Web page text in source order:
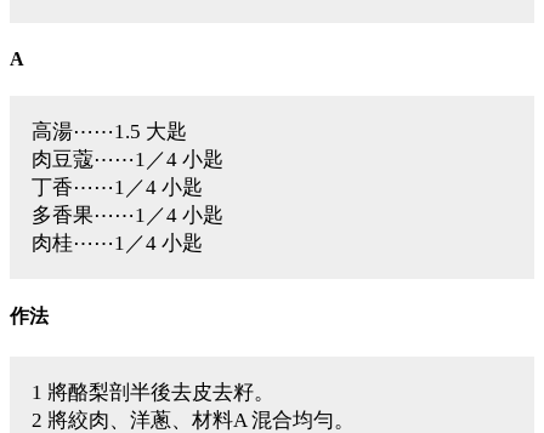
A
高湯⋯⋯1.5 大匙
肉豆蔻⋯⋯1／4 小匙
丁香⋯⋯1／4 小匙
多香果⋯⋯1／4 小匙
肉桂⋯⋯1／4 小匙
作法
1 將酪梨剖半後去皮去籽。
2 將絞肉、洋蔥、材料A 混合均勻。